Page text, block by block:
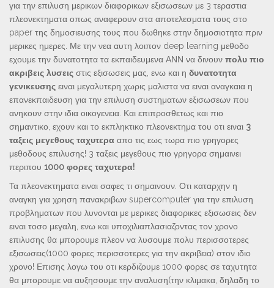
για την επιλυση μερικων διαφορικων εξισωσεων με 3 τεραστια
πλεονεκτηματα οπως αναφερουν στα αποτελεσματα τους στο
paper της δημοσιευσης τους που δωθηκε στην δημοσιοτητα πριν
μερικες ημερες. Με την νεα αυτη λοιπον deep learning μεθοδο
εχουμε την δυνατοτητα τα εκπαιδευμενα ΑΝΝ να δινουν πολυ πιο
ακριβεις λυσεις στις εξισωσεις μας, ενω και η δυνατοτητα
γενικευσης ειναι μεγαλυτερη χωρις μαλιστα να ειναι αναγκαια η
επανεκπαιδευση για την επιλυση συστηματων εξισωσεων που
ανηκουν στην ιδια οικογενεια. Και επιπροσθετως και πιο
σημαντικο, εχουν και το εκπληκτικο πλεονεκτημα του οτι ειναι 3
ταξεις μεγεθους ταχυτερα απο τις εως τωρα πιο γρηγορες
μεθοδους επιλυσης! 3 ταξεις μεγεθους πιο γρηγορα σημαινει
περιπου 1000 φορες ταχυτερα!
Τα πλεονεκτηματα ειναι σαφες τι σημαινουν. Οτι καταρχην η
αναγκη για χρηση πανακριβων supercomputer για την επιλυση
προβληματων που λυνονται με μερικες διαφορικες εξισωσεις δεν
ειναι τοσο μεγαλη, ενω και υποχιλιαπλασιαζοντας τον χρονο
επιλυσης θα μπορουμε πλεον να λυσουμε πολυ περισσοτερες
εξισωσεις(1000 φορες περισσοτερες για την ακριβεια) στον ιδιο
χρονο! Επισης λογω του οτι κερδιζουμε 1000 φορες σε ταχυτητα
θα μπορουμε να αυξησουμε την αναλυση(την κλιμακα, δηλαδη το